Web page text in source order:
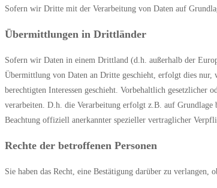
Sofern wir Dritte mit der Verarbeitung von Daten auf
Übermittlungen in Drittländer
Sofern wir Daten in einem Drittland (d.h. außerhalb der
Übermittlung von Daten an Dritte geschieht, erfolgt dies
berechtigten Interessen geschieht. Vorbehaltlich
verarbeiten. D.h. die Verarbeitung erfolgt z.B. auf Grundlage
Beachtung offiziell anerkannter spezieller vertraglicher
Rechte der betroffenen Personen
Sie haben das Recht, eine Bestätigung darüber zu